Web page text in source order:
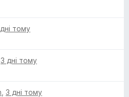
тому
3 дні тому
3 дні тому